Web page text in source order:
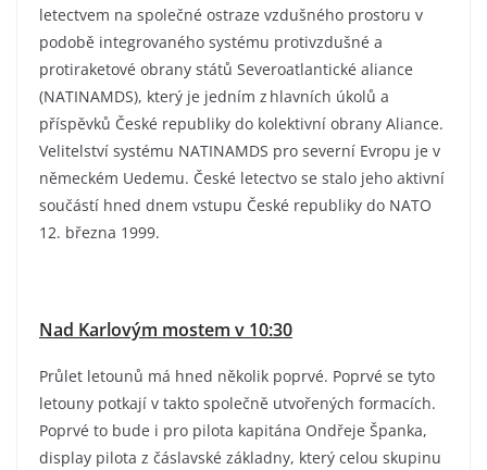
letectvem na společné ostraze vzdušného prostoru v
podobě integrovaného systému protivzdušné a
protiraketové obrany států Severoatlantické aliance
(NATINAMDS), který je jedním z hlavních úkolů a
příspěvků České republiky do kolektivní obrany Aliance.
Velitelství systému NATINAMDS pro severní Evropu je v
německém Uedemu. České letectvo se stalo jeho aktivní
součástí hned dnem vstupu České republiky do NATO
12. března 1999.
Nad Karlovým mostem v 10:30
Průlet letounů má hned několik poprvé. Poprvé se tyto
letouny potkají v takto společně utvořených formacích.
Poprvé to bude i pro pilota kapitána Ondřeje Španka,
display pilota z čáslavské základny, který celou skupinu